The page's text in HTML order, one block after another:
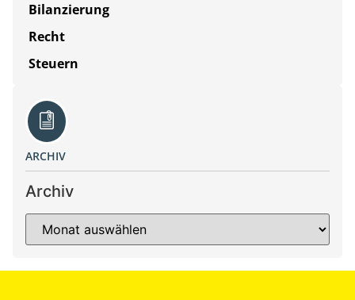
Bilanzierung
Recht
Steuern
ARCHIV
Archiv